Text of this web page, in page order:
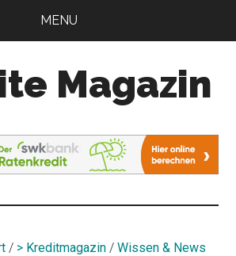
MENU
Magazin
/ > Kreditmagazin / Wissen & News